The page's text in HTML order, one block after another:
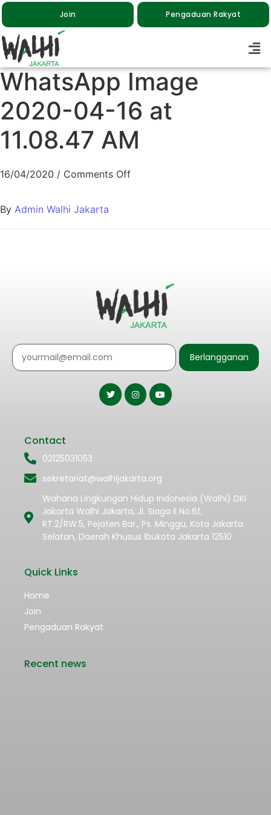
Join Pengaduan Rakyat
WhatsApp Image
2020-04-16 at
11.08.47 AM
16/04/2020 / Comments Off
By Admin Walhi Jakarta
Berlangganan
Contact
02125031053
sekretariat@walhijakarta.org
Wahana Lingkungan Hidup Indonesia (Walhi) DKI
Jakarta Walhi Jakarta, Jl. Siaga II No.6f,
RT.2/RW.5, Pejaten Bar., Ps. Minggu, Kota Jakarta
Selatan, Daerah Khusus Ibukota Jakarta 12510
Quick Links
Home
Join
Pengaduan Rakyat
Recent news